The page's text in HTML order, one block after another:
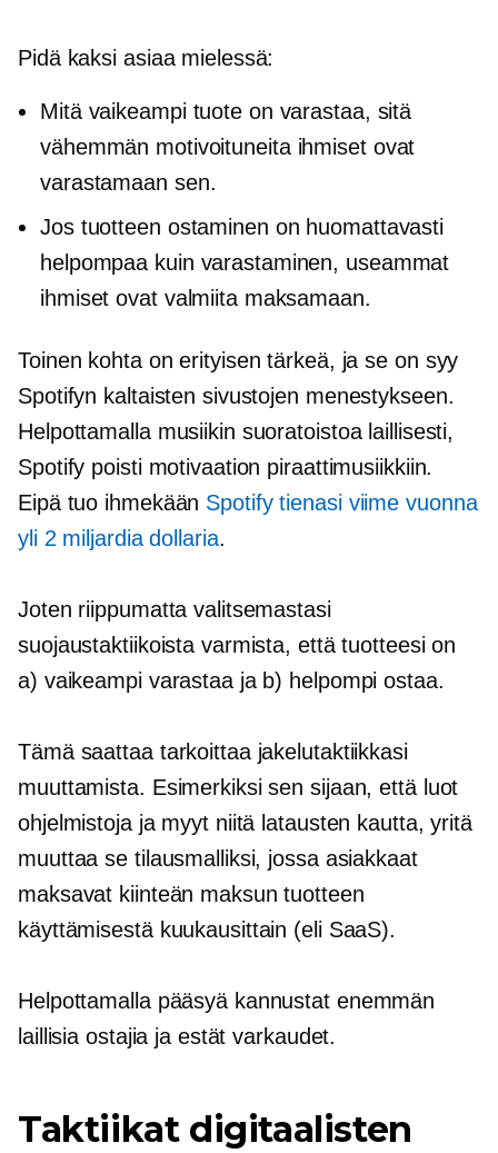
Pidä kaksi asiaa mielessä:
Mitä vaikeampi tuote on varastaa, sitä
vähemmän motivoituneita ihmiset ovat
varastamaan sen.
Jos tuotteen ostaminen on huomattavasti
helpompaa kuin varastaminen, useammat
ihmiset ovat valmiita maksamaan.
Toinen kohta on erityisen tärkeä, ja se on syy
Spotifyn kaltaisten sivustojen menestykseen.
Helpottamalla musiikin suoratoistoa laillisesti,
Spotify poisti motivaation piraattimusiikkiin.
Eipä tuo ihmekään Spotify tienasi viime vuonna
yli 2 miljardia dollaria.
Joten riippumatta valitsemastasi
suojaustaktiikoista varmista, että tuotteesi on
a) vaikeampi varastaa ja b) helpompi ostaa.
Tämä saattaa tarkoittaa jakelutaktiikkasi
muuttamista. Esimerkiksi sen sijaan, että luot
ohjelmistoja ja myyt niitä latausten kautta, yritä
muuttaa se tilausmalliksi, jossa asiakkaat
maksavat kiinteän maksun tuotteen
käyttämisestä kuukausittain (eli SaaS).
Helpottamalla pääsyä kannustat enemmän
laillisia ostajia ja estät varkaudet.
Taktiikat digitaalisten